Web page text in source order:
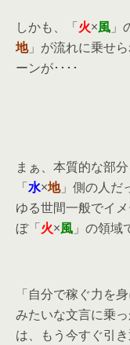
しかも、「火×風
地」が流れに乗せ
ーンが････
まぁ、本質的な部
「水×地」側の人だ
ゆる世間一般でイ
ぼ「火×風 」の領域
「自分で稼ぐ力を
みたいな文言に乗
は、もう今すぐ引